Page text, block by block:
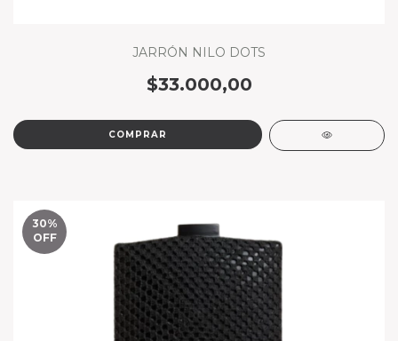
JARRÓN NILO DOTS
$33.000,00
COMPRAR
30%
OFF